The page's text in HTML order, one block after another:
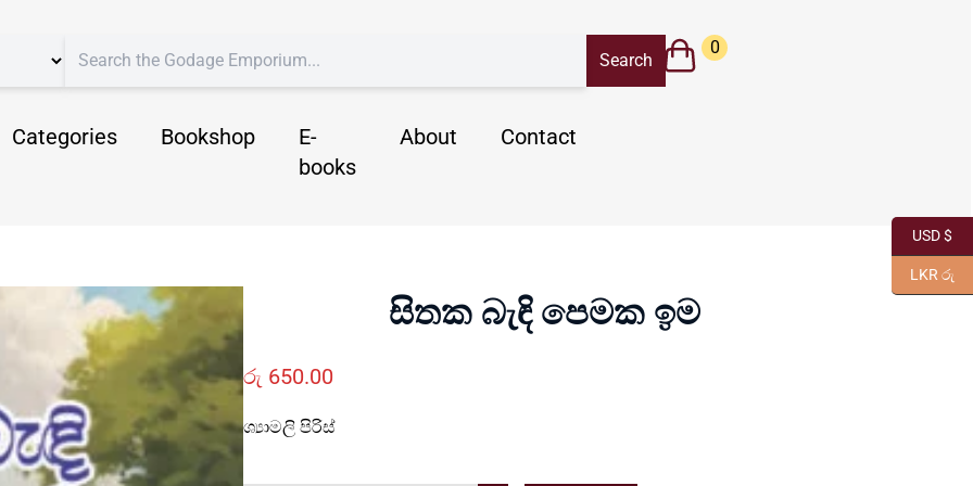
Categories Bookshop
E-
books
About Contact
0
සිතක බැඳි පෙමක ඉම
රු 650.00
ශ්‍යාමලි පිරිස්
USD $
LKR රු